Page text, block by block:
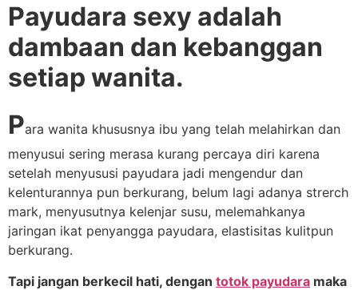
Payudara sexy adalah
dambaan dan kebanggan
setiap wanita.
Para wanita khususnya ibu yang telah melahirkan dan
menyusui sering merasa kurang percaya diri karena
setelah menyususi payudara jadi mengendur dan
kelenturannya pun berkurang, belum lagi adanya strerch
mark, menyusutnya kelenjar susu, melemahkanya
jaringan ikat penyangga payudara, elastisitas kulitpun
berkurang.
Tapi jangan berkecil hati, dengan totok payudara maka